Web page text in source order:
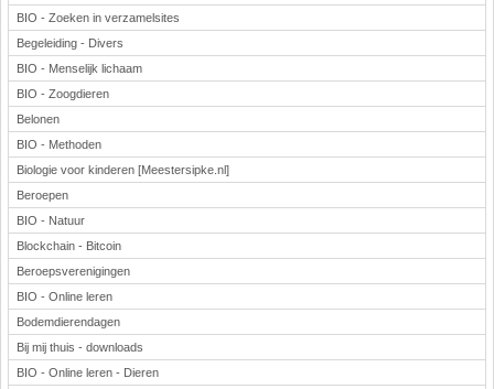
BIO - Zoeken in verzamelsites
Begeleiding - Divers
BIO - Menselijk lichaam
BIO - Zoogdieren
Belonen
BIO - Methoden
Biologie voor kinderen [Meestersipke.nl]
Beroepen
BIO - Natuur
Blockchain - Bitcoin
Beroepsverenigingen
BIO - Online leren
Bodemdierendagen
Bij mij thuis - downloads
BIO - Online leren - Dieren